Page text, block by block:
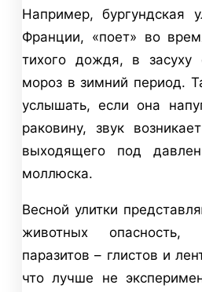
Например, бургундская
Франции, «поет» во
тихого дождя, в
мороз в зимний период.
услышать, если она
раковину, звук
выходящего под
моллюска.
Весной улитки
животных опасность,
паразитов – глистов и
что лучше не